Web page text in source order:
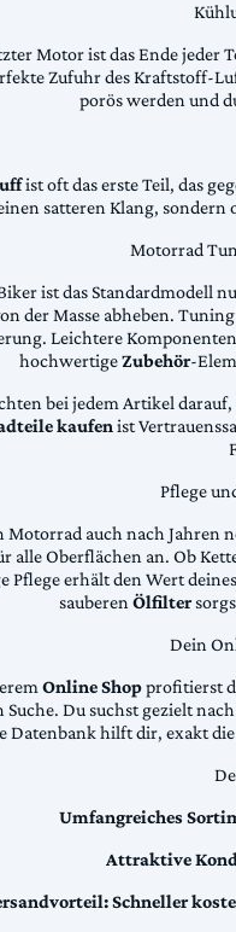
Motor ist das Ende jeder
Zufuhr des Kraftstoff-
porös werden und
ist oft das erste Teil, das
satteren Klang,
Motorrad
ist das Standardmodell
der Masse abheben.
Leichtere
hochwertigeZubehör-
bei jedem Artikel
kaufenist
Pflege
Motorrad auch nach Jahren
alle Oberflächen an. Ob
Pflege erhält den Wert
sauberenÖlfilter
Dein
Online Shopprofitierst
Du suchst gezielt nach
Datenbank hilft dir, exakt
Umfangreiches
Attraktive
Schneller